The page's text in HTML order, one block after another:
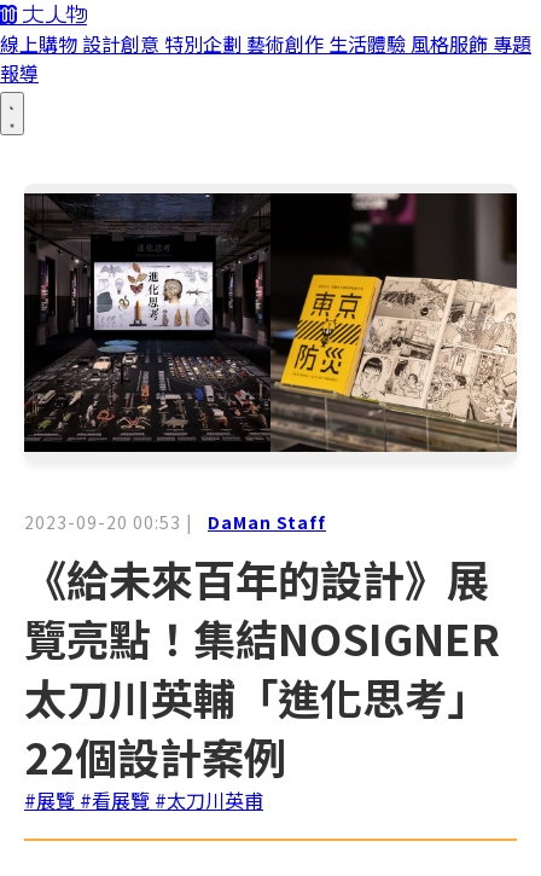
線上購物 設計創意 特別企劃 藝術創作 生活體驗 風格服飾 專題
報導
2023-09-20 00:53 | DaMan Staff
《給未來百年的設計》展
覽亮點！集結NOSIGNER
太刀川英輔「進化思考」
22個設計案例
#展覽 #看展覽 #太刀川英甫